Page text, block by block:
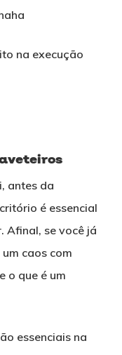
na execução
antes da
é essencial
Afinal, se você já
caos com
o que é um
essenciais na